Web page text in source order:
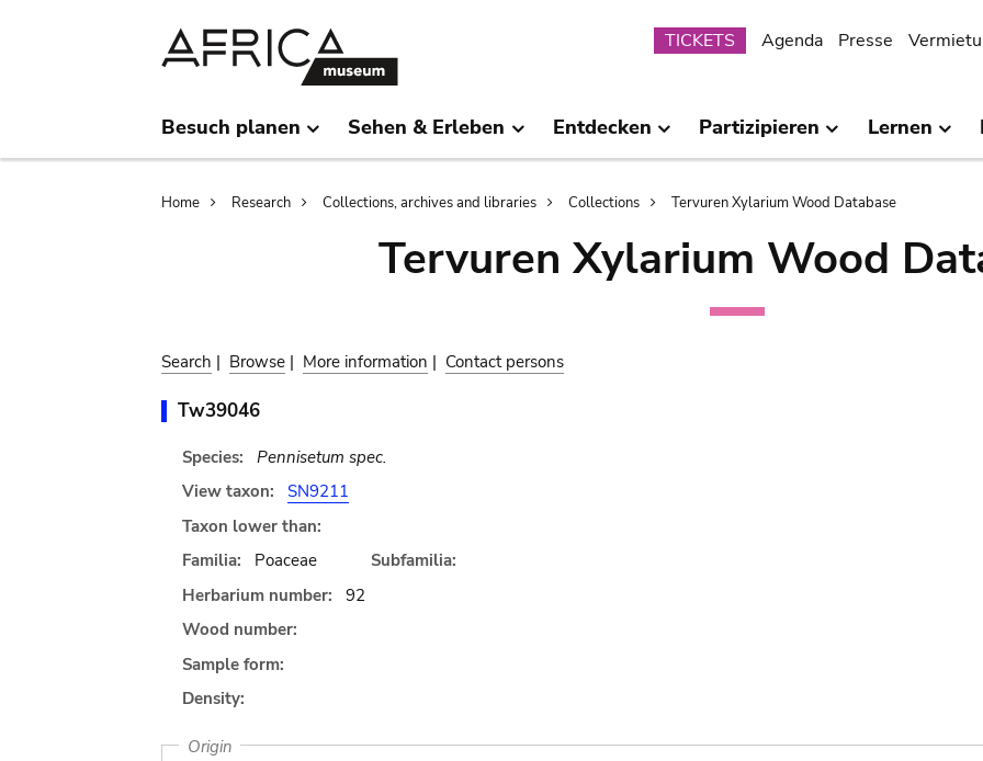
Submenu
TICKETS Agenda Presse
Besuch planen Sehen & Erleben Entdecken Partizipieren Lernen
Breadcrumb
Home Research Collections, archives and libraries Collections Tervuren Xylarium Wood Database
Tervuren Xylarium Wood
Search | Browse | More information | Contact persons
Tw39046
Species:
Pennisetum spec.
View taxon:
SN9211
Taxon lower than:
Familia:
Poaceae
Subfamilia:
Herbarium number:
92
Wood number:
Sample form:
Density:
Origin